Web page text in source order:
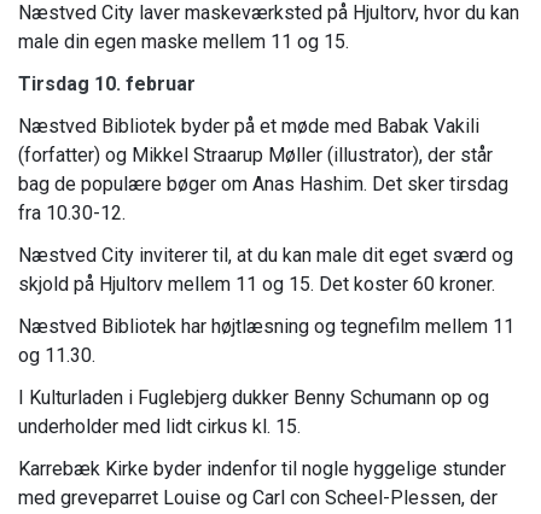
Næstved City laver maskeværksted på Hjultorv, hvor du kan
male din egen maske mellem 11 og 15.
Tirsdag 10. februar
Næstved Bibliotek byder på et møde med Babak Vakili
(forfatter) og Mikkel Straarup Møller (illustrator), der står
bag de populære bøger om Anas Hashim. Det sker tirsdag
fra 10.30-12.
Næstved City inviterer til, at du kan male dit eget sværd og
skjold på Hjultorv mellem 11 og 15. Det koster 60 kroner.
Næstved Bibliotek har højtlæsning og tegnefilm mellem 11
og 11.30.
I Kulturladen i Fuglebjerg dukker Benny Schumann op og
underholder med lidt cirkus kl. 15.
Karrebæk Kirke byder indenfor til nogle hyggelige stunder
med greveparret Louise og Carl con Scheel-Plessen, der